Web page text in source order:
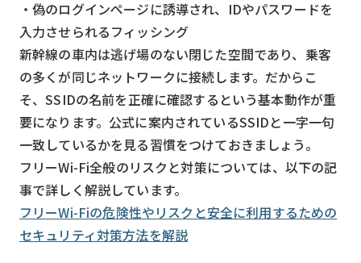
・偽のログインページに誘導され、IDやパスワードを
入力させられるフィッシング
新幹線の車内は逃げ場のない閉じた空間であり、乗客
の多くが同じネットワークに接続します。だからこ
そ、SSIDの名前を正確に確認するという基本動作が重
要になります。公式に案内されているSSIDと一字一句
一致しているかを見る習慣をつけておきましょう。
フリーWi-Fi全般のリスクと対策については、以下の記
事で詳しく解説しています。
フリーWi-Fiの危険性やリスクと安全に利用するための
セキュリティ対策方法を解説